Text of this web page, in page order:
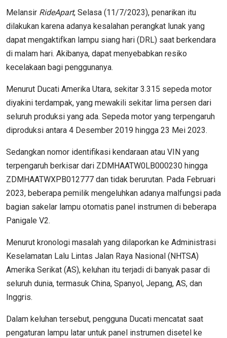
Melansir RideApart, Selasa (11/7/2023), penarikan itu
dilakukan karena adanya kesalahan perangkat lunak yang
dapat mengaktifkan lampu siang hari (DRL) saat berkendara
di malam hari. Akibanya, dapat menyebabkan resiko
kecelakaan bagi penggunanya.
Menurut Ducati Amerika Utara, sekitar 3.315 sepeda motor
diyakini terdampak, yang mewakili sekitar lima persen dari
seluruh produksi yang ada. Sepeda motor yang terpengaruh
diproduksi antara 4 Desember 2019 hingga 23 Mei 2023.
Sedangkan nomor identifikasi kendaraan atau VIN yang
terpengaruh berkisar dari ZDMHAATW0LB000230 hingga
ZDMHAATWXPB012777 dan tidak berurutan. Pada Februari
2023, beberapa pemilik mengeluhkan adanya malfungsi pada
bagian sakelar lampu otomatis panel instrumen di beberapa
Panigale V2.
Menurut kronologi masalah yang dilaporkan ke Administrasi
Keselamatan Lalu Lintas Jalan Raya Nasional (NHTSA)
Amerika Serikat (AS), keluhan itu terjadi di banyak pasar di
seluruh dunia, termasuk China, Spanyol, Jepang, AS, dan
Inggris.
Dalam keluhan tersebut, pengguna Ducati mencatat saat
pengaturan lampu latar untuk panel instrumen disetel ke